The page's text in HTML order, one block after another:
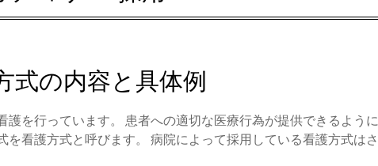
式の内容と具体例
を行っています。 患者への適切な医療行為が提供できるように
看護方式と呼びます。 病院によって採用している看護方式はさ